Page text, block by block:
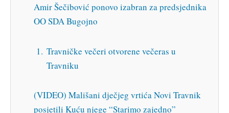
Amir Šečibović ponovo izabran za predsjednika
OO SDA Bugojno
Travničke večeri otvorene večeras u
Travniku
(VIDEO) Mališani dječjeg vrtića Novi Travnik
posjetili Kuću njege “Starimo zajedno”